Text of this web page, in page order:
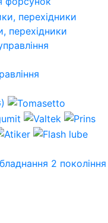
перехідники
2 покоління